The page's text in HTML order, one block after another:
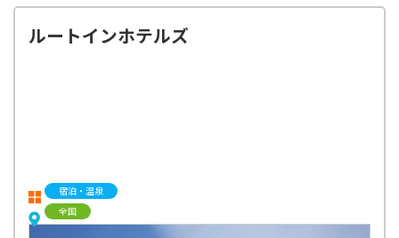
ルートインホテルズ
宿泊・温泉
全国